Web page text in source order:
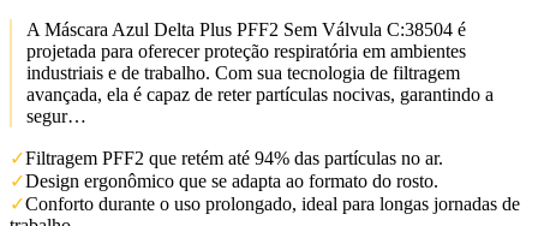
A Máscara Azul Delta Plus PFF2 Sem Válvula C:38504 é
projetada para oferecer proteção respiratória em ambientes
industriais e de trabalho. Com sua tecnologia de filtragem
avançada, ela é capaz de reter partículas nocivas, garantindo a
segur…
✓Filtragem PFF2 que retém até 94% das partículas no ar.
✓Design ergonômico que se adapta ao formato do rosto.
✓Conforto durante o uso prolongado, ideal para longas jornadas de